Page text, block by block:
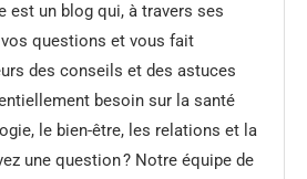
est un blog qui, à travers ses
questions et vous fait
des conseils et des astuces
besoin sur la santé
le bien-être, les relations et la
une question ? Notre équipe de